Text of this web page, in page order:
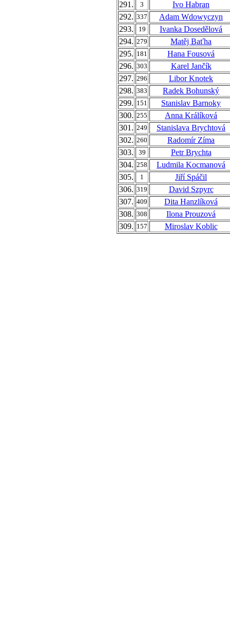
291. 3
Ivo Habran
292. 337
Adam Wdowyczyn
293.
19
Ivanka Dosedělová
294. 279
Matěj Baťha
295. 181
Hana Fousová
296. 303
Karel Jančík
297. 296
Libor Knotek
298. 383
Radek Bohunský
299. 151
Stanislav Barnoky
300. 255
Anna Králíková
301. 249
Stanislava Brychtová
302. 260
Radomír Zíma
303.
39
Petr Brychta
304. 258
Ludmila Kocmanová
305.
1
Jiří Spáčil
306. 319
David Szpyrc
307. 409
Dita Hanzlíková
308. 308
Ilona Prouzová
309. 157 Miroslav Koblic